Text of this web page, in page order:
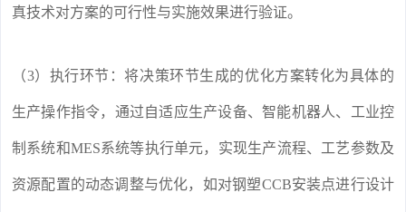
真技术对方案的可行性与实施效果进行验证。
（3）执行环节：将决策环节生成的优化方案转化为具体的
生产操作指令，通过自适应生产设备、智能机器人、工业控
制系统和MES系统等执行单元，实现生产流程、工艺参数及
资源配置的动态调整与优化，如对钢塑CCB安装点进行设计